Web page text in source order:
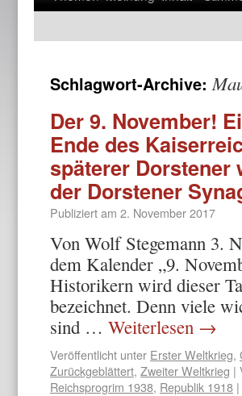
Schlagwort-Archive:
Der 9. November!
Ende des
späterer Dorstener
der Dorstener
Publiziert am 2. November 2017
Von Wolf Stegemann 3.
dem Kalender „9.
Historikern wird dieser
bezeichnet. Denn viele
sind … Weiterlesen →
Veröffentlicht unter Erster Weltkrieg,
Zurückgeblättert, Zweiter Weltkrieg |
Reichsprogrim 1938, Republik 1918 |